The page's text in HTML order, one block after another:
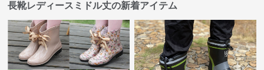
長靴レディースミドル丈の新着アイテム